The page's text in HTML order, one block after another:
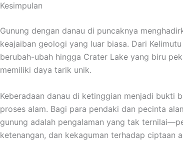
Kesimpulan
Gunung dengan danau di puncaknya
keajaiban geologi yang luar biasa. Dari
berubah-ubah hingga Crater Lake yang biru
memiliki daya tarik unik.
Keberadaan danau di ketinggian menjadi bukti
proses alam. Bagi para pendaki dan pecinta
gunung adalah pengalaman yang tak
ketenangan, dan kekaguman terhadap ciptaan